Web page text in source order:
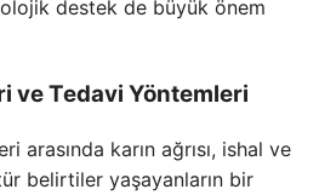
destek de büyük önem
ve Tedavi Yöntemleri
karın ağrısı, ishal ve
belirtiler yaşayanların bir